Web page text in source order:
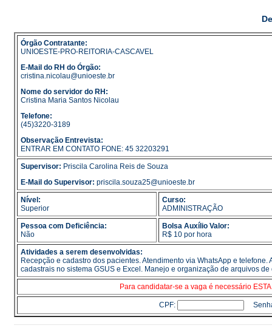
Órgão Contratante:
UNIOESTE-PRO-REITORIA-CASCAVEL
E-Mail do RH do Órgão:
cristina.nicolau@unioeste.br
Nome do servidor do RH:
Cristina Maria Santos Nicolau
Telefone:
(45)3220-3189
Observação Entrevista:
ENTRAR EM CONTATO FONE: 45 32203291
Supervisor: Priscila Carolina Reis de Souza
E-Mail do Supervisor: priscila.souza25@unioeste.br
Nível:
Superior
Curso:
ADMINISTRAÇÃO
Pessoa com Deficiência:
Não
Bolsa Auxílio Valor:
R$ 10 por hora
Atividades a serem desenvolvidas:
Recepção e cadastro dos pacientes. Atendimento via WhatsApp e
cadastrais no sistema GSUS e Excel. Manejo e organização de arquivos de
Para candidatar-se a vaga é necessário
CPF: